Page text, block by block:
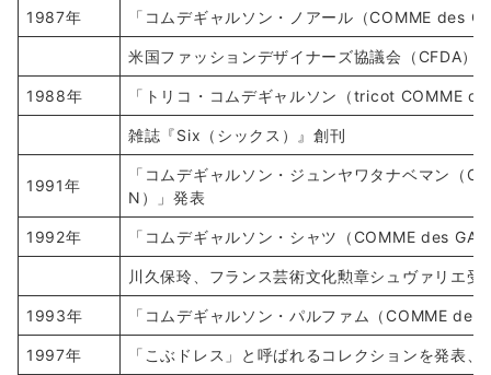
1987年 「コムデギャルソン・ノアール（COMME des
米国ファッションデザイナーズ協議会（CFDA）
1988年 「トリコ・コムデギャルソン（tricot COMME
雑誌『Six（シックス）』創刊
1991年
「コムデギャルソン・ジュンヤワタナベマン（
N）」発表
1992年 「コムデギャルソン・シャツ（COMME des
川久保玲、フランス芸術文化勲章シュヴァリエ受
1993年 「コムデギャルソン・パルファム（COMME
1997年 「こぶドレス」と呼ばれるコレクションを発表